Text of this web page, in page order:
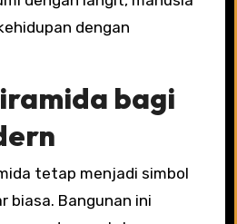
dengan
bagi
tetap menjadi simbol
biasa. Bangunan ini